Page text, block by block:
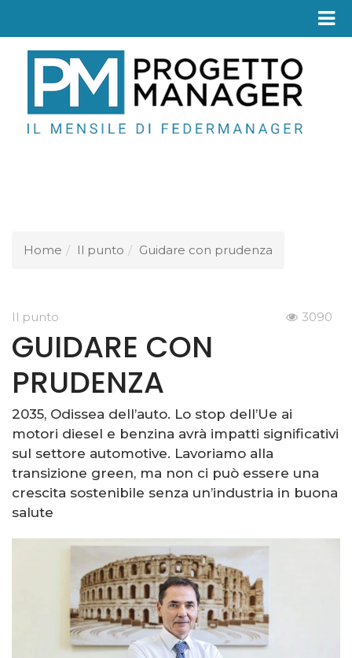
Home Il punto Guidare con prudenza
Il punto 3090
GUIDARE CON
PRUDENZA
2035, Odissea dell’auto. Lo stop dell’Ue ai
motori diesel e benzina avrà impatti significativi
sul settore automotive. Lavoriamo alla
transizione green, ma non ci può essere una
crescita sostenibile senza un’industria in buona
salute